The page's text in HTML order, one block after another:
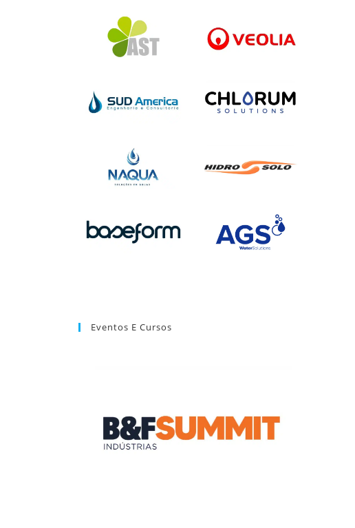
Eventos E Cursos